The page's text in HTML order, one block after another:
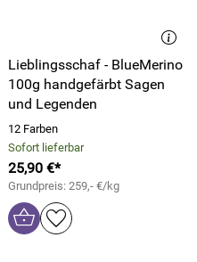
Lieblingsschaf - BlueMerino
100g handgefärbt Sagen
und Legenden
12 Farben
Sofort lieferbar
25,90 €*
Grundpreis: 259,- €/kg